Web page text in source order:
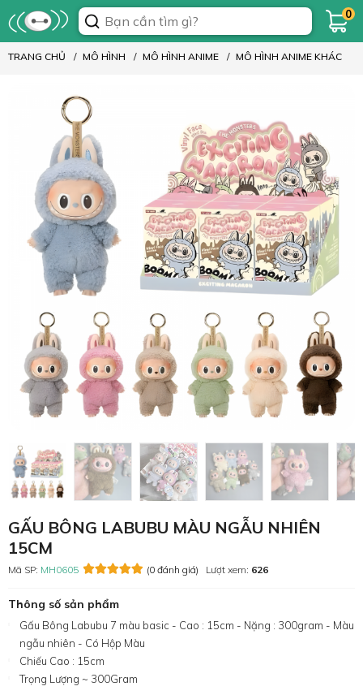
0
TRANG CHỦ MÔ HÌNH MÔ HÌNH ANIME MÔ HÌNH ANIME KHÁC
GẤU BÔNG LABUBU MÀU NGẪU NHIÊN
15CM
Mã SP: MH0605 (0 đánh giá) Lượt xem: 626
Thông số sản phẩm
Gấu Bông Labubu 7 màu basic - Cao : 15cm - Nặng : 300gram - Màu
ngẫu nhiên - Có Hộp Màu
Chiếu Cao : 15cm
Trọng Lượng ~ 300Gram